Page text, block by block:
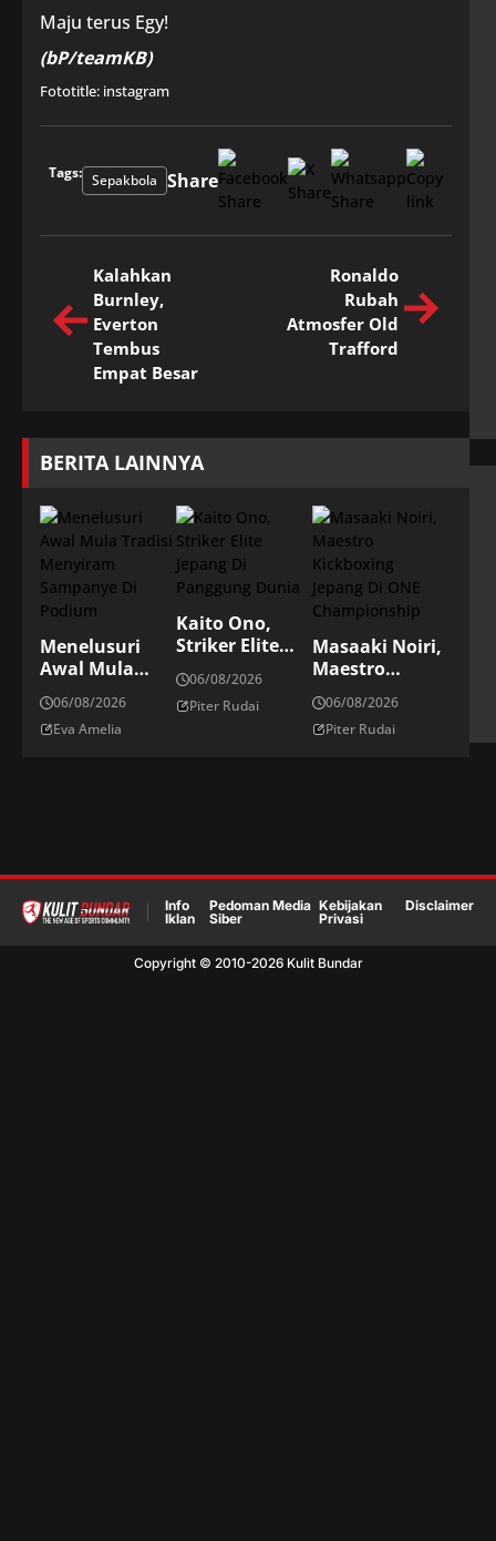
Maju terus Egy!
(bP/teamKB)
Fototitle: instagram
Tags: Sepakbola Share
Kalahkan
Burnley,
Everton
Tembus
Empat Besar
Ronaldo
Rubah
Atmosfer Old
Trafford
BERITA LAINNYA
Menelusuri
Awal Mula
Tradisi
Menyiram
Sampanye Di
06/08/2026
Eva Amelia
Kaito Ono,
Striker Elite
Jepang Di
Panggung
Dunia
06/08/2026
Piter Rudai
Masaaki Noiri,
Maestro
Kickboxing
Jepang Di ONE
Championship
06/08/2026
Piter Rudai
Info
Iklan
Pedoman Media
Siber
Kebijakan
Privasi
Disclaimer
Copyright © 2010-2026Kulit Bundar